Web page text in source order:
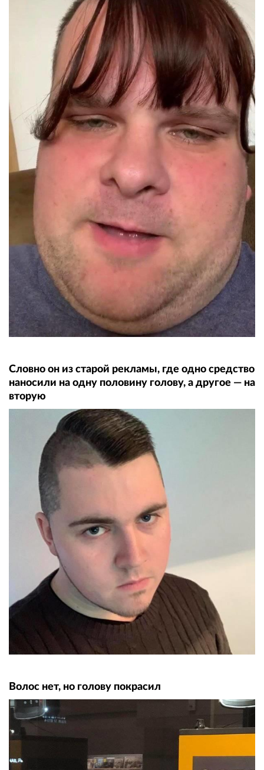
Словно он из старой рекламы, где одно средство
наносили на одну половину голову, а другое — на
вторую
Волос нет, но голову покрасил